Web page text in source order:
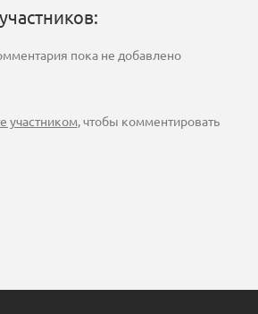
пока не добавлено
участником, чтобы комментировать